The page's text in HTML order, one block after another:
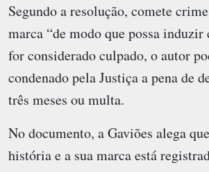
Segundo a resolução, comete
marca “de modo que possa induzir
for considerado culpado, o autor
condenado pela Justiça a pena de
três meses ou multa.
No documento, a Gaviões alega
história e a sua marca está